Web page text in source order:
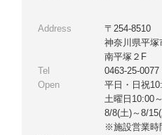
Address
〒254-8510
神奈川県平塚
南平塚２F
Tel
0463-25-0077
Open
平日・日祝
土曜日10:00
8/8(土)～8/
※施設営業時